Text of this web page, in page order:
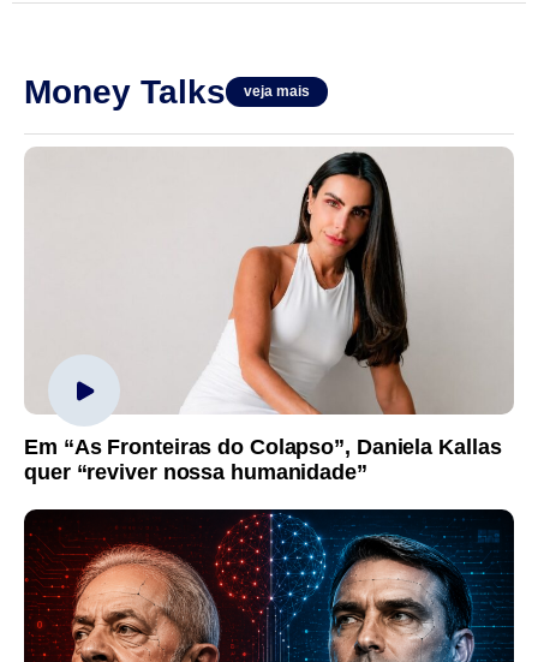
Money Talks veja mais
Em “As Fronteiras do Colapso”, Daniela Kallas
quer “reviver nossa humanidade”